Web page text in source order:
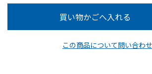
この商品について問い合わ